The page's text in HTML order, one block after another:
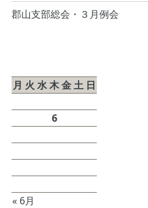
郡山支部総会・３月例会
月 火 水木金土 日
« 6月
6